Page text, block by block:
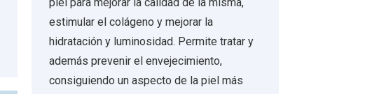
piel para mejorar la calidad de la misma,
estimular el colágeno y mejorar la
hidratación y luminosidad. Permite tratar y
además prevenir el envejecimiento,
consiguiendo un aspecto de la piel más